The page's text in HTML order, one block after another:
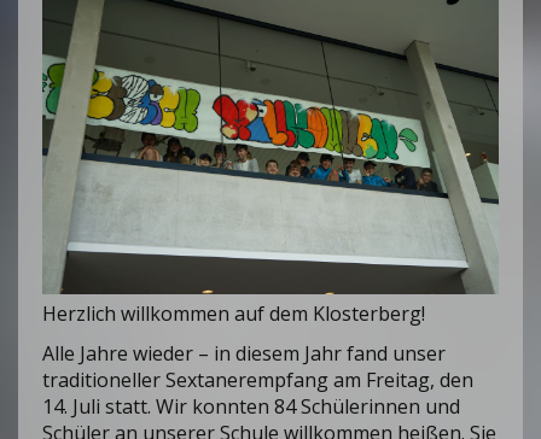
Herzlich willkommen auf dem Klosterberg!
Alle Jahre wieder – in diesem Jahr fand unser
traditioneller Sextanerempfang am Freitag, den
14. Juli statt. Wir konnten 84 Schülerinnen und
Schüler an unserer Schule willkommen heißen. Sie